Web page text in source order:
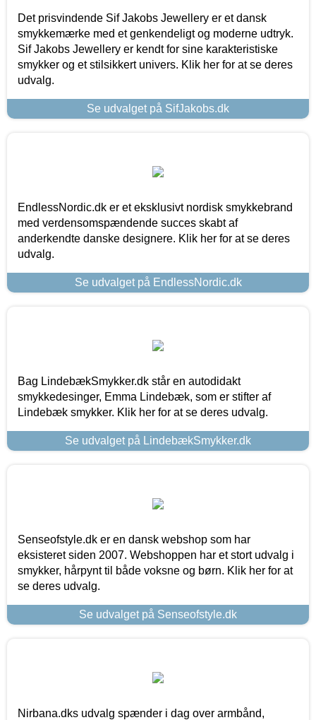
Det prisvindende Sif Jakobs Jewellery er et dansk
smykkemærke med et genkendeligt og moderne udtryk.
Sif Jakobs Jewellery er kendt for sine karakteristiske
smykker og et stilsikkert univers. Klik her for at se deres
udvalg.
Se udvalget på SifJakobs.dk
EndlessNordic.dk er et eksklusivt nordisk smykkebrand
med verdensomspændende succes skabt af
anderkendte danske designere. Klik her for at se deres
udvalg.
Se udvalget på EndlessNordic.dk
Bag LindebækSmykker.dk står en autodidakt
smykkedesinger, Emma Lindebæk, som er stifter af
Lindebæk smykker. Klik her for at se deres udvalg.
Se udvalget på LindebækSmykker.dk
Senseofstyle.dk er en dansk webshop som har
eksisteret siden 2007. Webshoppen har et stort udvalg i
smykker, hårpynt til både voksne og børn. Klik her for at
se deres udvalg.
Se udvalget på Senseofstyle.dk
Nirbana.dks udvalg spænder i dag over armbånd,